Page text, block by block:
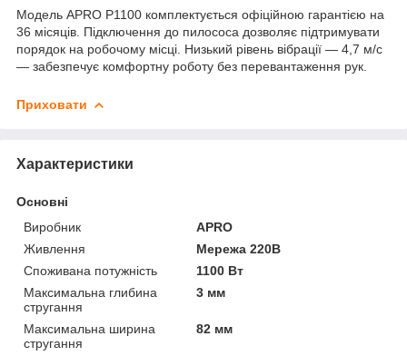
Модель APRO P1100 комплектується офіційною гарантією на
36 місяців. Підключення до пилососа дозволяє підтримувати
порядок на робочому місці. Низький рівень вібрації — 4,7 м/с
— забезпечує комфортну роботу без перевантаження рук.
Приховати
Характеристики
Основні
Виробник
APRO
Живлення
Мережа 220В
Споживана потужність
1100 Вт
Максимальна глибина
стругання
3 мм
Максимальна ширина
стругання
82 мм